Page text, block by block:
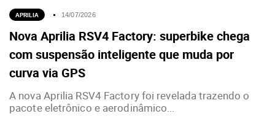
APRILIA 14/07/2026
Nova Aprilia RSV4 Factory: superbike chega
com suspensão inteligente que muda por
curva via GPS
A nova Aprilia RSV4 Factory foi revelada trazendo o
pacote eletrônico e aerodinâmico...